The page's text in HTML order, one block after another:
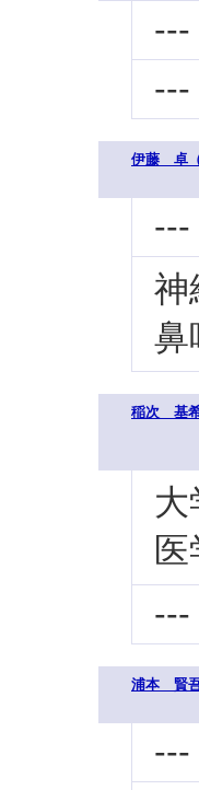
---
---
伊藤 卓
---
神
鼻
稲次 基
大
---
浦本 賢
---